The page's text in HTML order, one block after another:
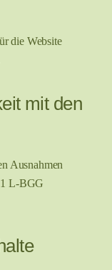
die Website
mit den
Ausnahmen
1 L-BGG